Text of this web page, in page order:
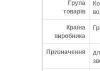
Група
товарів
Країна
виробника
Призначення